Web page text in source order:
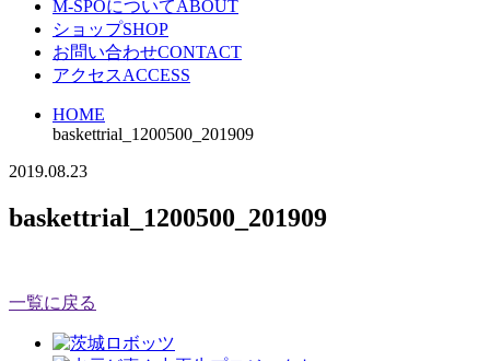
M-SPOについてABOUT
ショップSHOP
お問い合わせCONTACT
アクセスACCESS
HOME
baskettrial_1200500_201909
2019.08.23
baskettrial_1200500_201909
一覧に戻る